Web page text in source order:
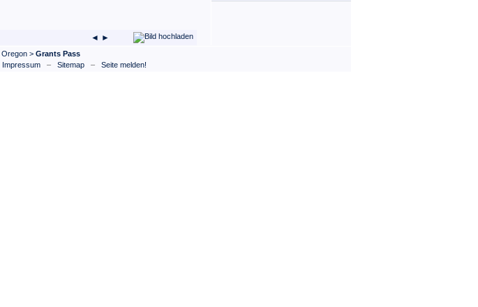
◄ ►
Oregon > Grants Pass
Impressum– Sitemap– Seite melden!